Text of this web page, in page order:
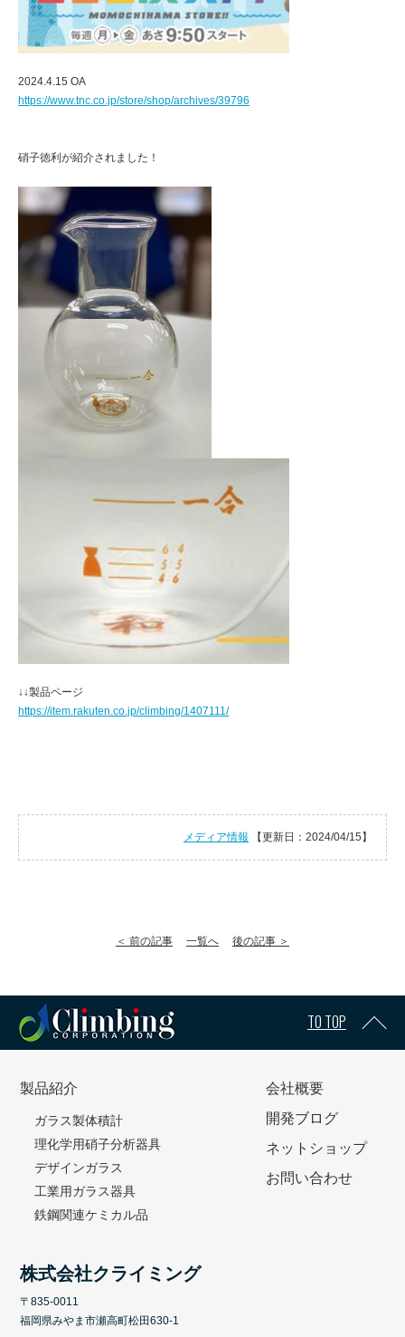
2024.4.15 OA
https://www.tnc.co.jp/store/shop/archives/39796
硝子徳利が紹介されました！
↓↓製品ページ
https://item.rakuten.co.jp/climbing/1407111/
メディア情報 【更新日：2024/04/15】
＜ 前の記事 一覧へ 後の記事 ＞
TO TOP
製品紹介
ガラス製体積計
理化学用硝子分析器具
デザインガラス
工業用ガラス器具
鉄鋼関連ケミカル品
会社概要
開発ブログ
ネットショップ
お問い合わせ
株式会社クライミング
〒835-0011
福岡県みやま市瀬高町松田630-1